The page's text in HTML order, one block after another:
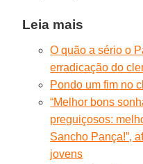
Leia mais
O quão a sério o
erradicação do
Pondo um fim no
“Melhor bons
preguiçosos:
Sancho Pança!”,
jovens